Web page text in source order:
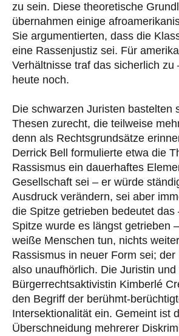
zu sein. Diese theoretische
übernahmen einige
Sie argumentierten, dass die
eine Rassenjustiz sei. Für
Verhältnisse traf das sicherlich zu
heute noch.
Die schwarzen Juristen bastelten
Thesen zurecht, die teilweise
denn als Rechtsgrundsätze
Derrick Bell formulierte etwa die
Rassismus ein dauerhaftes
Gesellschaft sei – er würde
Ausdruck verändern, sei aber
die Spitze getrieben bedeutet das
Spitze wurde es längst getrieben
weiße Menschen tun, nichts
Rassismus in neuer Form sei; der
also unaufhörlich. Die Juristin und
Bürgerrechtsaktivistin Kimberlé
den Begriff der berühmt-
Intersektionalität ein. Gemeint ist
Überschneidung mehrerer